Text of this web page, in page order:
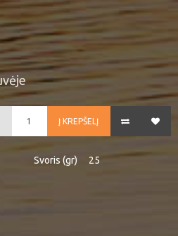
Į KREPŠELĮ
Svoris (gr) 25